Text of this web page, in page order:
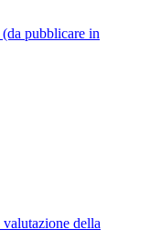
pubblicare in
della